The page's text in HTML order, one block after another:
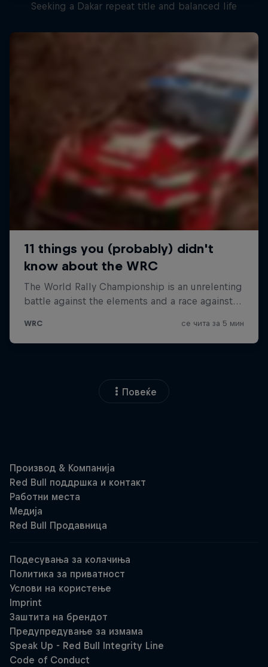
Seeking a Dakar repeat title and balanced life
Повеќе